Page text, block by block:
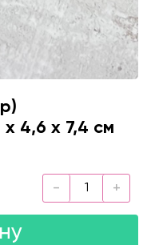
4,6 х 7,4 см